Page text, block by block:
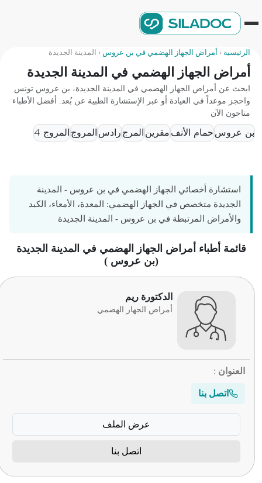
الرئيسية‹أمراض الجهاز الهضمي في بن عروس‹المدينة الجديدة
أمراض الجهاز الهضمي في المدينة الجديدة
ابحث عن أمراض الجهاز الهضمي في المدينة الجديدة، بن عروس تونس
واحجز موعداً في العيادة أو عبر الإستشارة الطبية عن بُعد. أفضل الأطباء
متاحون الآن
بن عروسحمام الأنف مقرينالمرج رادسالمروجالمروج 4
استشارة أخصائي الجهاز الهضمي في بن عروس - المدينة
الجديدة متخصص في الجهاز الهضمي: المعدة، الأمعاء، الكبد
والأمراض المرتبطة في بن عروس - المدينة الجديدة
قائمة أطباء أمراض الجهاز الهضمي في المدينة الجديدة
(بن عروس )
الدكتورة ريم
أمراض الجهاز الهضمي
العنوان :
اتصل بنا
عرض الملف
اتصل بنا